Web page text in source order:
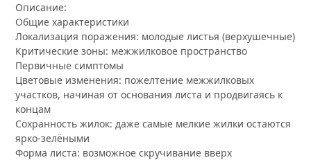
Описание:
Общие характеристики
Локализация поражения: молодые листья (верхушечные)
Критические зоны: межжилковое пространство
Первичные симптомы
Цветовые изменения: пожелтение межжилковых
участков, начиная от основания листа и продвигаясь к
концам
Сохранность жилок: даже самые мелкие жилки остаются
ярко-зелёными
Форма листа: возможное скручивание вверх